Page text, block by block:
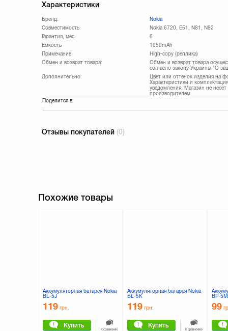
Характеристики
Бренд:
Nokia
Совместимость
Nokia 6720, E51, N81, N82
Гарантия, мес
6
Емкость
1050mAh
Примечание
High-copy (реплика)
Обмен и возврат товара:
Обмен и возврат товара
согласно закону Украины "О
Дополнительно:
Цвет или оттенок изделия на
Характеристики и
уведомления. Магазин не
производителем.
Поделится в:
Отзывы покупателей (0)
Похожие товары
Аккумуляторная батарея Nokia
BL-5J
119 грн.
Купить
К сравнению
Аккумуляторная батарея Nokia
BL-5K
119 грн.
Купить
К сравнению
BP-
99